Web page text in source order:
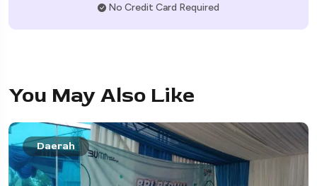
No Credit Card Required
You May Also Like
Daerah